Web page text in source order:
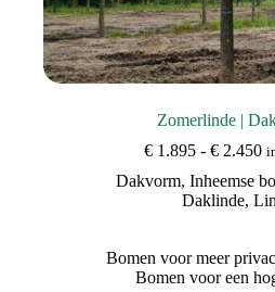
Zomerlinde |
€1.895 - €2.450
€
Dakvorm,Inheemse
Daklinde,
Bomen voor meer
Bomen voor een